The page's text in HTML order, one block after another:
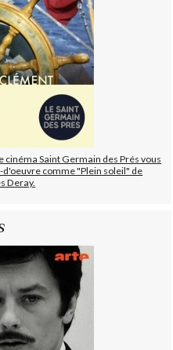
Saint Germain des Prés vous
d'oeuvre comme "Plein soleil" de
Deray.